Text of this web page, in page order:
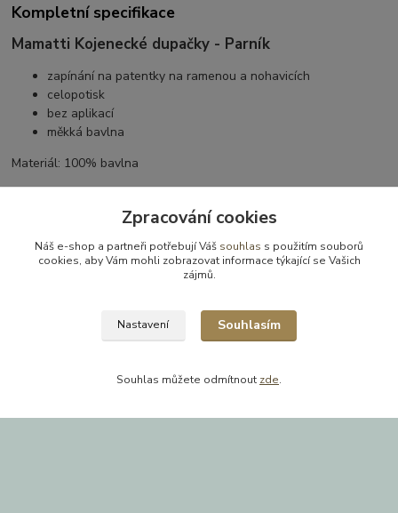
Kompletní specifikace
Mamatti Kojenecké dupačky - Parník
zapínání na patentky na ramenou a nohavicích
celopotisk
bez aplikací
měkká bavlna
Materiál: 100% bavlna
Parametry
Unisex
Zpracování cookies
Náš e-shop a partneři potřebují Váš souhlas s použitím souborů
cookies, aby Vám mohli zobrazovat informace týkající se Vašich
zájmů.
Nastavení Souhlasím
Souhlas můžete odmítnout zde.